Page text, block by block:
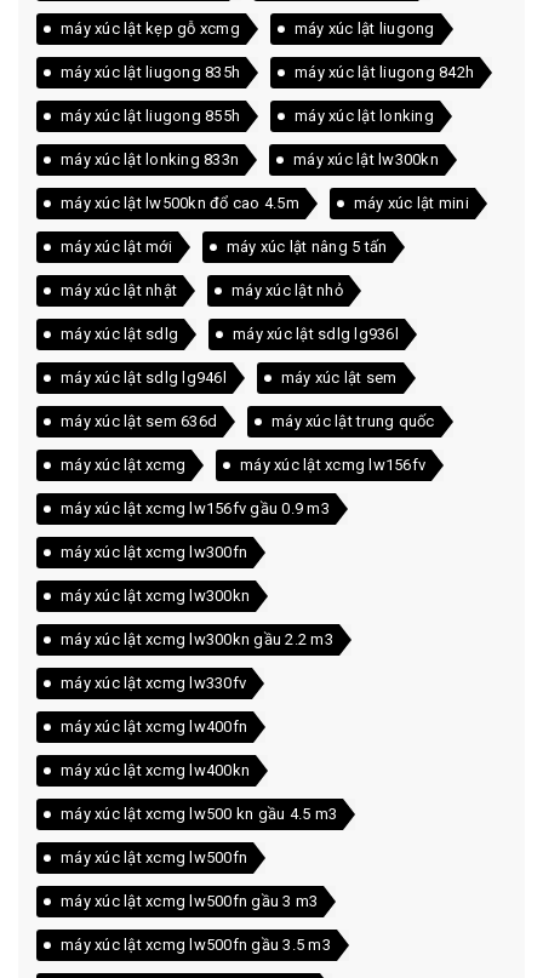
máy xúc lật kẹp gỗ xcmg máy xúc lật liugong
máy xúc lật liugong 835h máy xúc lật liugong 842h
máy xúc lật liugong 855h máy xúc lật lonking
máy xúc lật lonking 833n máy xúc lật lw300kn
máy xúc lật lw500kn đổ cao 4.5m máy xúc lật mini
máy xúc lật mới máy xúc lật nâng 5 tấn
máy xúc lật nhật máy xúc lật nhỏ
máy xúc lật sdlg máy xúc lật sdlg lg936l
máy xúc lật sdlg lg946l máy xúc lật sem
máy xúc lật sem 636d máy xúc lật trung quốc
máy xúc lật xcmg máy xúc lật xcmg lw156fv
máy xúc lật xcmg lw156fv gầu 0.9 m3
máy xúc lật xcmg lw300fn
máy xúc lật xcmg lw300kn
máy xúc lật xcmg lw300kn gầu 2.2 m3
máy xúc lật xcmg lw330fv
máy xúc lật xcmg lw400fn
máy xúc lật xcmg lw400kn
máy xúc lật xcmg lw500 kn gầu 4.5 m3
máy xúc lật xcmg lw500fn
máy xúc lật xcmg lw500fn gầu 3 m3
máy xúc lật xcmg lw500fn gầu 3.5 m3